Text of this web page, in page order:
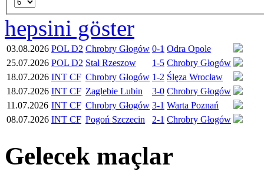
hepsini göster
03.08.2026 POL D2 Chrobry Głogów 0-1 Odra Opole
25.07.2026 POL D2 Stal Rzeszow 1-5 Chrobry Głogów
18.07.2026 INT CF Chrobry Głogów 1-2 Ślęza Wrocław
18.07.2026 INT CF Zaglebie Lubin 3-0 Chrobry Głogów
11.07.2026 INT CF Chrobry Głogów 3-1 Warta Poznań
08.07.2026 INT CF Pogoń Szczecin 2-1 Chrobry Głogów
Gelecek maçlar